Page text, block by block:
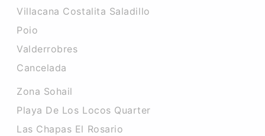
Villacana Costalita Saladillo
Poio
Valderrobres
Cancelada
Zona Sohail
Playa De Los Locos Quarter
Las Chapas El Rosario